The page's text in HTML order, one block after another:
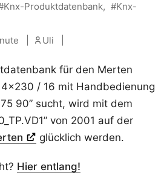
Knx-Produktdatenbank
Knx-
Uli
für den Merten
/ 16 mit Handbedienung
90” sucht, wird mit dem
von 2001 auf der
glücklich werden.
Hier entlang!